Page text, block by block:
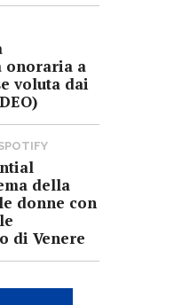
onoraria a
voluta dai
della
donne con
di Venere